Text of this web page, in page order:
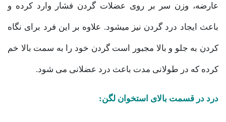
عارضه، وزن سر بر روی عضلات گردن فشار وارد کرده و
باعث ایجاد درد گردن نیز میشود. علاوه بر این فرد برای نگاه
کردن به جلو و بالا مجبور است گردن خود را به سمت بالا خم
کرده که در طولانی مدت باعث درد عضلانی می شود.
درد در قسمت بالای استخوان لگن: